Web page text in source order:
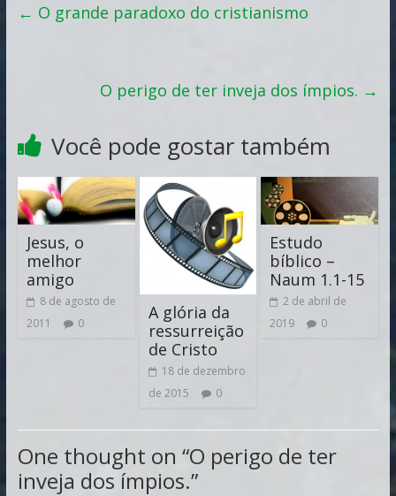
← O grande paradoxo do cristianismo
O perigo de ter inveja dos ímpios. →
Você pode gostar também
Jesus, o
melhor
amigo
8 de agosto de
2011
0
A glória da
ressurreição
de Cristo
18 de dezembro
de 2015
0
Estudo
bíblico –
Naum 1.1-15
2 de abril de
2019
0
One thought on “O perigo de ter
inveja dos ímpios.”